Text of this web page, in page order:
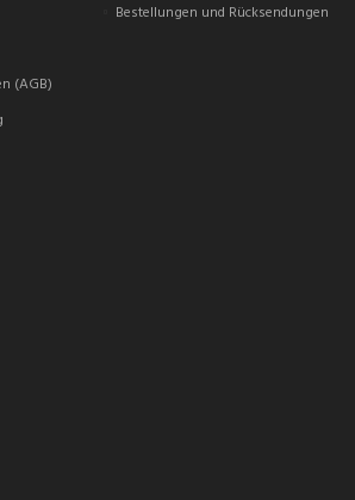
(AGB)
Bestellungen und Rücksendungen